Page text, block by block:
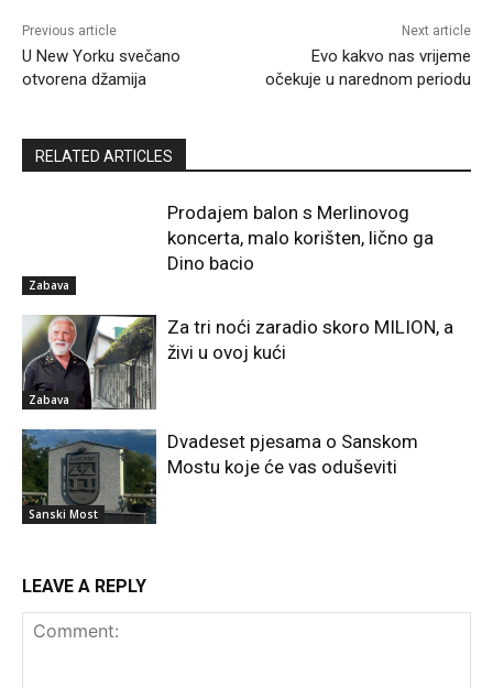
Previous article
U New Yorku svečano
otvorena džamija
Next article
Evo kakvo nas vrijeme
očekuje u narednom periodu
RELATED ARTICLES
Zabava
Prodajem balon s Merlinovog
koncerta, malo korišten, lično ga
Dino bacio
Zabava
Za tri noći zaradio skoro MILION, a
živi u ovoj kući
Sanski Most
Dvadeset pjesama o Sanskom
Mostu koje će vas oduševiti
LEAVE A REPLY